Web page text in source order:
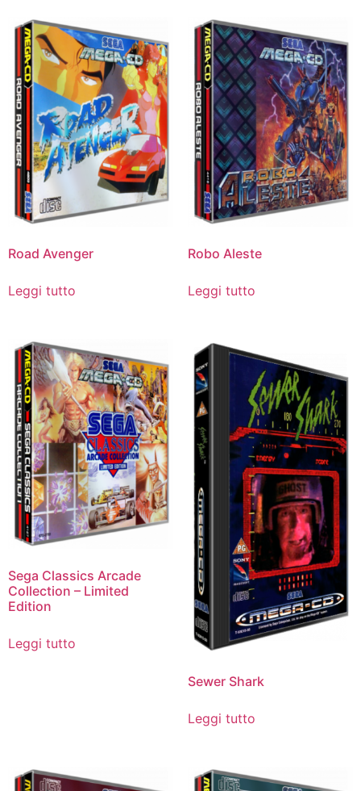
Road Avenger
Leggi tutto
Robo Aleste
Leggi tutto
Sega Classics Arcade
Collection – Limited
Edition
Leggi tutto
Sewer Shark
Leggi tutto